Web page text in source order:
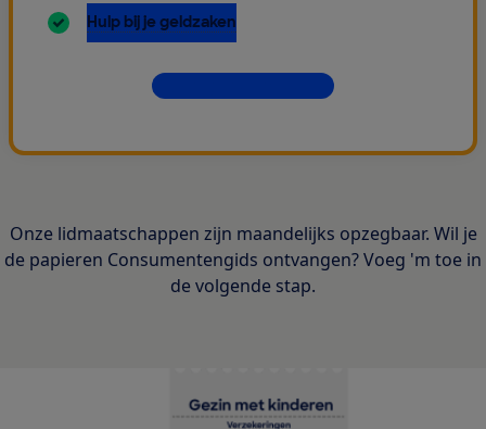
inbegrepen:
Hulp bij je geldzaken
Dit krijg je allemaal
Onze lidmaatschappen zijn maandelijks opzegbaar. Wil je
de papieren Consumentengids ontvangen? Voeg 'm toe in
de volgende stap.